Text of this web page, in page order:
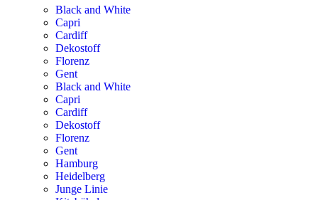
Black and White
Capri
Cardiff
Dekostoff
Florenz
Gent
Black and White
Capri
Cardiff
Dekostoff
Florenz
Gent
Hamburg
Heidelberg
Junge Linie